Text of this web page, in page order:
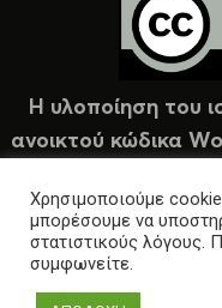
Η υλοποίηση του
ανοικτού κώδικα
Χρησιμοποιούμε
μπορέσουμε να
στατιστικούς
συμφωνείτε.